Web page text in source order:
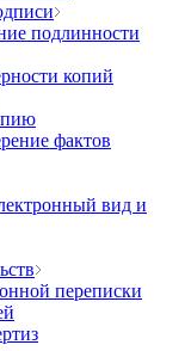
подлинности
копий
фактов
вид и
переписки